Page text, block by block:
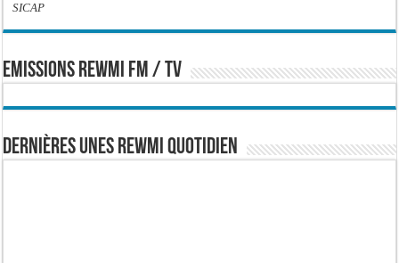
SICAP
EMISSIONS REWMI FM / TV
Dernières Unes Rewmi Quotidien